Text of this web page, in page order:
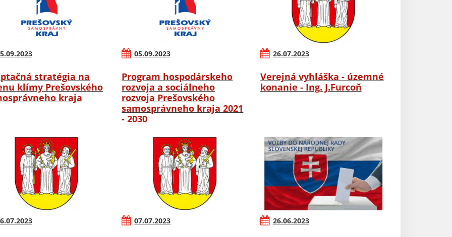
stratégia na
klímy Prešovského
kraja
05.09.2023
Program hospodárskeho
rozvoja a sociálneho
rozvoja Prešovského
samosprávneho kraja 2021
- 2030
26.07.2023
Verejná vyhláška - územné
konanie - Ing. J.Furcoň
07.07.2023 26.06.2023